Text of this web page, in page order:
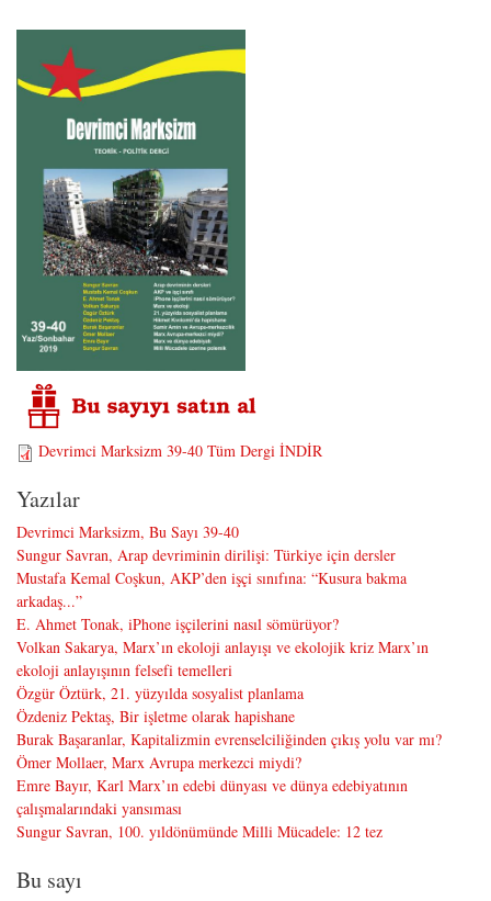
Devrimci Marksizm 39-40 Tüm Dergi İNDİR
Yazılar
Devrimci Marksizm, Bu Sayı 39-40
Sungur Savran, Arap devriminin dirilişi: Türkiye için dersler
Mustafa Kemal Coşkun, AKP’den işçi sınıfına: “Kusura bakma
arkadaş...”
E. Ahmet Tonak, iPhone işçilerini nasıl sömürüyor?
Volkan Sakarya, Marx’ın ekoloji anlayışı ve ekolojik kriz Marx’ın
ekoloji anlayışının felsefi temelleri
Özgür Öztürk, 21. yüzyılda sosyalist planlama
Özdeniz Pektaş, Bir işletme olarak hapishane
Burak Başaranlar, Kapitalizmin evrenselciliğinden çıkış yolu var mı?
Ömer Mollaer, Marx Avrupa merkezci miydi?
Emre Bayır, Karl Marx’ın edebi dünyası ve dünya edebiyatının
çalışmalarındaki yansıması
Sungur Savran, 100. yıldönümünde Milli Mücadele: 12 tez
Bu sayı